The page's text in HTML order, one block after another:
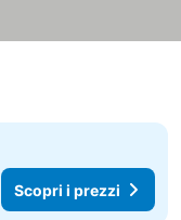
Scopri i prezzi